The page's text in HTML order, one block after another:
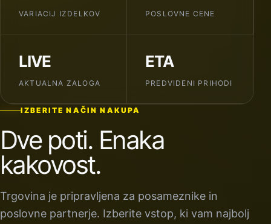
VARIACIJ IZDELKOV POSLOVNE CENE
LIVE
AKTUALNA ZALOGA
ETA
PREDVIDENI PRIHODI
IZBERITE NAČIN NAKUPA
Dve poti. Enaka
kakovost.
Trgovina je pripravljena za posameznike in
poslovne partnerje. Izberite vstop, ki vam najbolj